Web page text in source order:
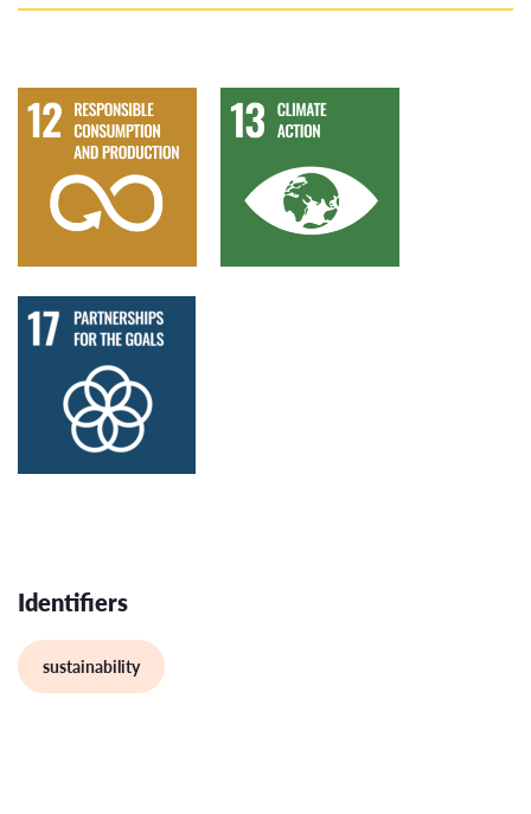
Identifiers
sustainability